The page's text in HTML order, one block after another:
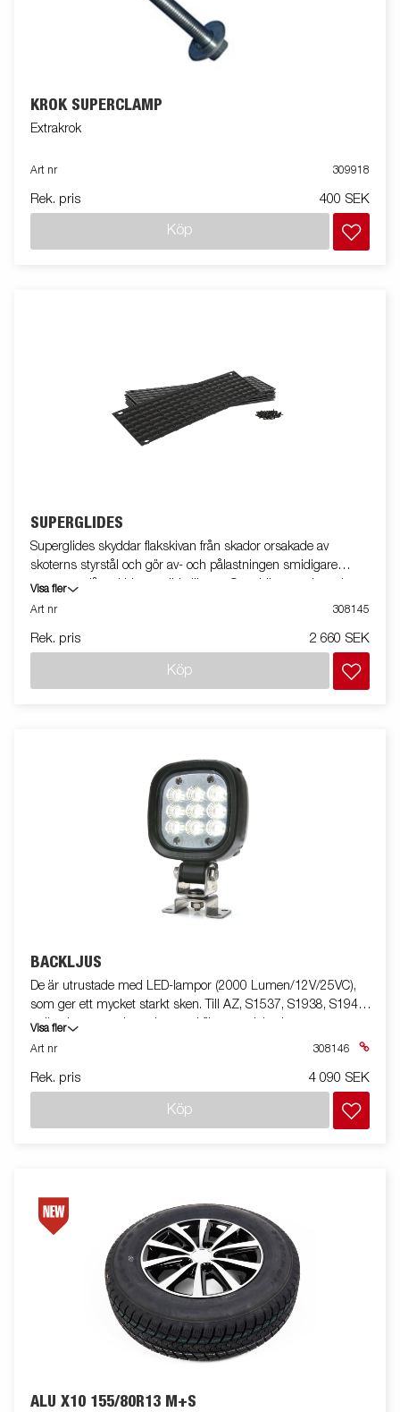
KROK SUPERCLAMP
Extrakrok
Art nr 309918
Rek. pris 400 SEK
Köp
SUPERGLIDES
Superglides skyddar flakskivan från skador orsakade av
skoterns styrstål och gör av- och pålastningen smidigare
genom att låta skidorna glida lättare. Samtidigt ger de ett bra
grepp för både skoter och användare, vilket minskar halkrisken
samt 48 st specialskruvar.
Visa fler
Art nr
308145
Rek. pris 2 660 SEK
Köp
BACKLJUS
De är utrustade med LED-lampor (2000 Lumen/12V/25VC),
som ger ett mycket starkt sken. Till AZ, S1537, S1938, S1945
trailer. Levereras komplett med fästmaterial och
installationsguide.
Visa fler
Art nr
308146
Rek. pris 4 090 SEK
Köp
ALU X10 155/80R13 M+S